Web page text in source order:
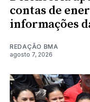
contas de
informações
REDAÇÃO BMA
agosto 7, 2026